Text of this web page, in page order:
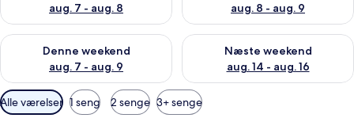
aug. 7 - aug. 8
aug. 8 - aug. 9
Denne weekend
aug. 7 - aug. 9
Tjek tilgængelighed for denne weekend aug. 7 - aug. 9
Næste weekend
aug. 14 - aug. 16
Tjek tilgængelighed for næste
Tilgængelige
filtre
Alle værelser 1 seng 2 senge 3+ senge